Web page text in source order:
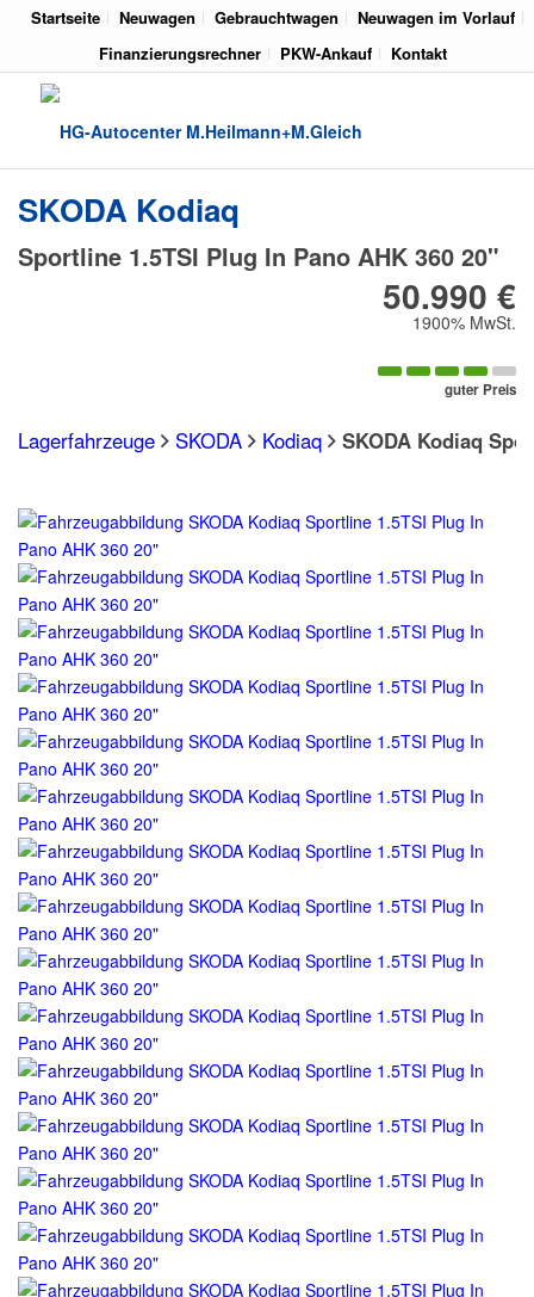
Startseite Neuwagen Gebrauchtwagen
Neuwagen im Vorlauf
Finanzierungsrechner
PKW-Ankauf Kontakt
SKODA Kodiaq
Sportline 1.5TSI Plug In Pano AHK 360 20"
50.990 €
1900% MwSt.
guter Preis
Lagerfahrzeuge SKODA Kodiaq SKODA Kodiaq